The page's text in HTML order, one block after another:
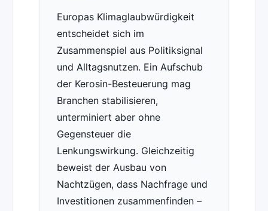
Europas Klimaglaubwürdigkeit
entscheidet sich im
Zusammenspiel aus Politiksignal
und Alltagsnutzen. Ein Aufschub
der Kerosin-Besteuerung mag
Branchen stabilisieren,
unterminiert aber ohne
Gegensteuer die
Lenkungswirkung. Gleichzeitig
beweist der Ausbau von
Nachtzügen, dass Nachfrage und
Investitionen zusammenfinden –